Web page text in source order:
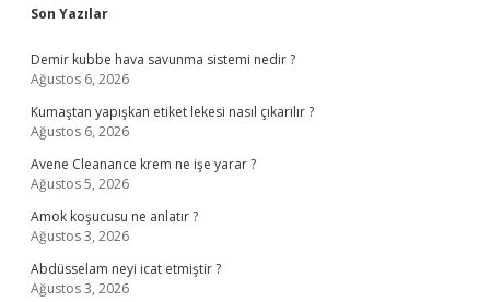
Sidebar
Son Yazılar
Demir kubbe hava savunma sistemi nedir ?
Ağustos 6, 2026
Kumaştan yapışkan etiket lekesi nasıl çıkarılır ?
Ağustos 6, 2026
Avene Cleanance krem ne işe yarar ?
Ağustos 5, 2026
Amok koşucusu ne anlatır ?
Ağustos 3, 2026
Abdüsselam neyi icat etmiştir ?
Ağustos 3, 2026